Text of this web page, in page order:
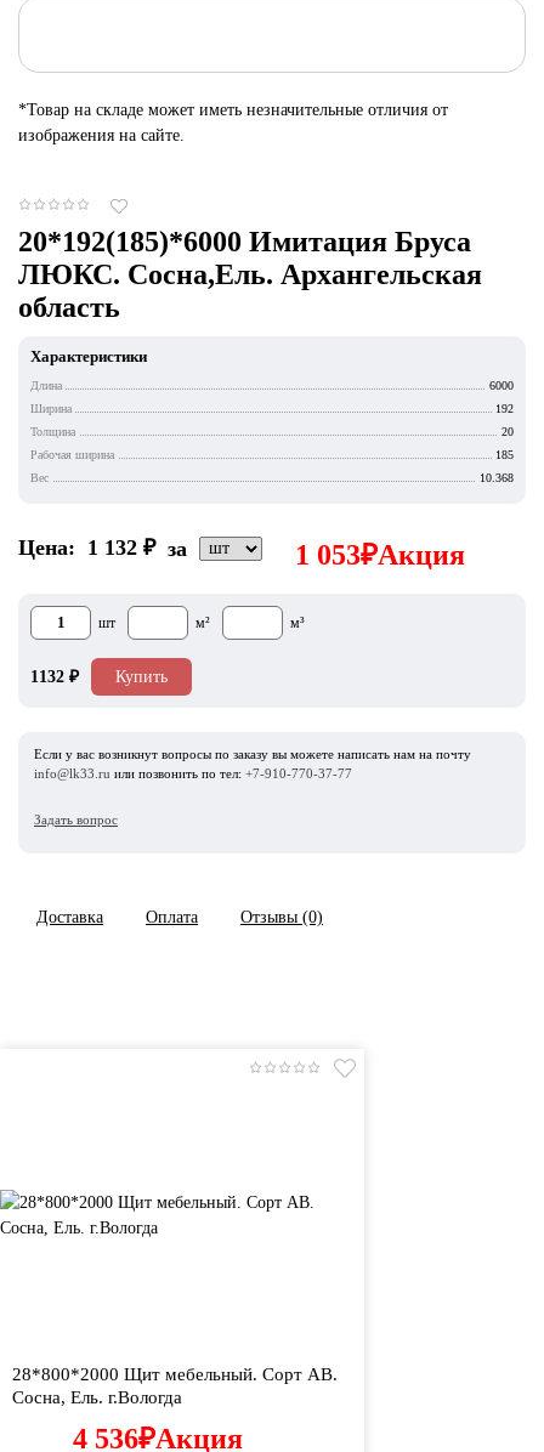
*Товар на складе может иметь незначительные отличия от
изображения на сайте.
20*192(185)*6000 Имитация Бруса
ЛЮКС. Сосна,Ель. Архангельская
область
Характеристики
Длина
6000
Ширина
192
Толщина
20
Рабочая ширина
185
Вес
10.368
Цена: 1 132 ₽ за 1 053₽Акция
шт м² м³
1132 ₽ Купить
Если у вас возникнут вопросы по заказу вы можете написать нам на почту
info@lk33.ru или позвонить по тел: +7-910-770-37-77
Задать вопрос
Доставка Оплата Отзывы (0)
28*800*2000 Щит мебельный. Сорт АВ.
Сосна, Ель. г.Вологда
4 536₽Акция